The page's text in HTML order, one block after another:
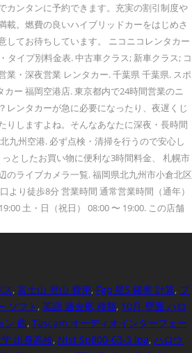
カンタンに予約できます。充実の割引制度や
載。燃費の良いハイブリッドカーをはじめさ
してお待ちしています。 ニコニコレンタカー
タイプ別料金表. 中古車クラス; 新車クラス; コ
業・深夜営業 レンタカー. 千葉県 千葉県. スポ
カー 福岡空港店. 東京都内で24時間営業のニ
レンタカーが急に必要になったり、夜遅くじ
りしますよね。そんなあなたに深夜・長時間
九州空港. 必ず点検・清掃を行うので安心し
としたお買い物に便利な3時間料金、 札幌市
のライブカメラ一覧. 福岡県北九州市小倉北区
より徒歩8分 営業時間 通常営業時間（通年）
土・日（祝日） 08:00 〜 19:00. この店舗
, 富士山 登山 費用, Fgo 星5 確率 計算, プ
ソフト , 英語 過去形 種類, 10月 壁面 ハロ
ン 曲, Tascam オーディオインターフェー
出身高校, Nist Sp800-63-3 Ipa, ハロウ